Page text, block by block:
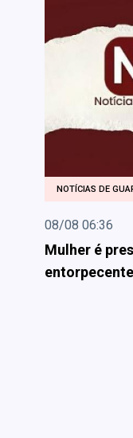
NOTÍCIAS DE
08/08 06:36
Mulher é